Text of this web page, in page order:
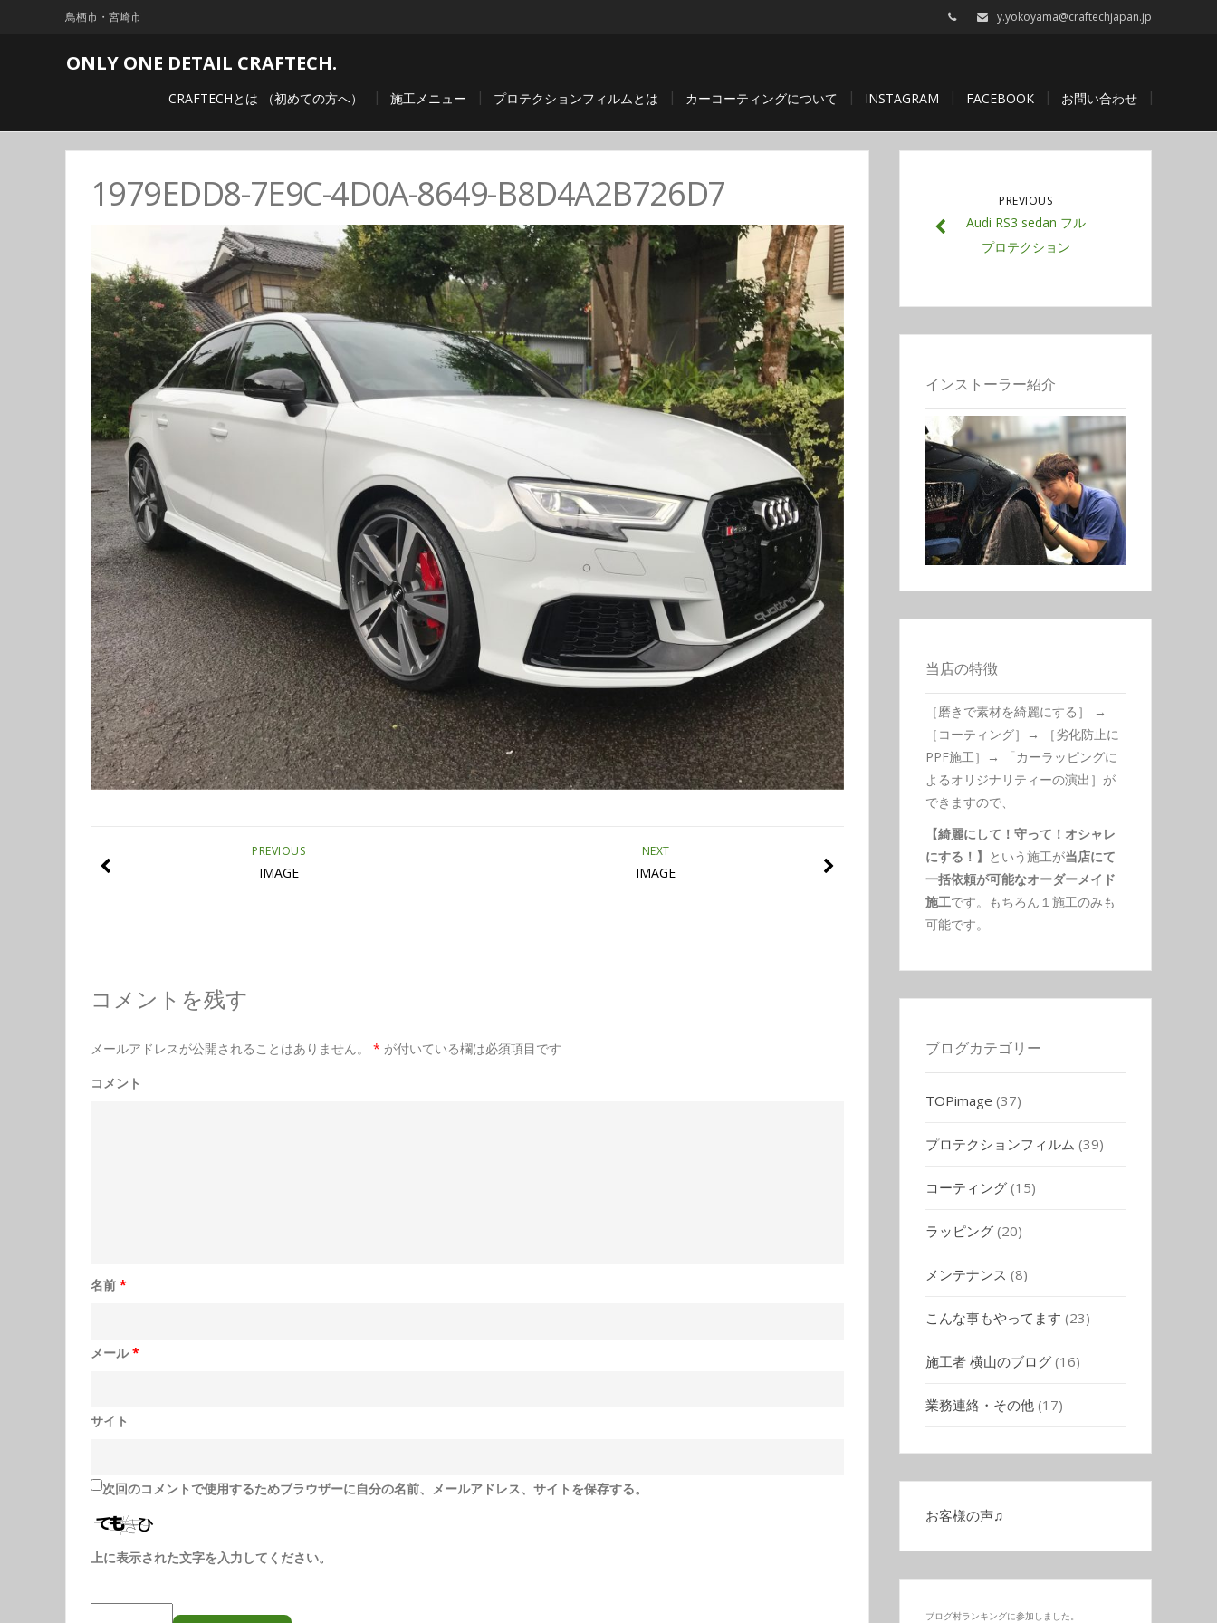
鳥栖市・宮崎市 y.yokoyama@craftechjapan.jp
ONLY ONE DETAIL CRAFTECH.
CRAFTECHとは （初めての方へ） 施工メニュー プロテクションフィルムとは カーコーティングについて INSTAGRAM FACEBOOK お問い合わせ
1979EDD8-7E9C-4D0A-8649-B8D4A2B726D7
NEXT
IMAGE
PREVIOUS
IMAGE
コメントを残す
メールアドレスが公開されることはありません。 * が付いている欄は必須項目です
コメント
名前 *
メール*
サイト
次回のコメントで使用するためブラウザーに自分の名前、メールアドレス、サイトを保存する。
上に表示された文字を入力してください。
PREVIOUS
Audi RS3 sedan フル
プロテクション
インストーラー紹介
当店の特徴
［磨きで素材を綺麗にする］ →
［コーティング］→ ［劣化防止に
PPF施工］→ 「カーラッピングに
よるオリジナリティーの演出］が
できますので、
【綺麗にして！守って！オシャレ
にする！】 という施工が当店にて
一括依頼が可能なオーダーメイド
施工です。もちろん１施工のみも
可能です。
ブログカテゴリー
TOPimage (37)
プロテクションフィルム (39)
コーティング (15)
ラッピング (20)
メンテナンス (8)
こんな事もやってます (23)
施工者 横山のブログ (16)
業務連絡・その他 (17)
お客様の声♫
ブログ村ランキングに参加しました。